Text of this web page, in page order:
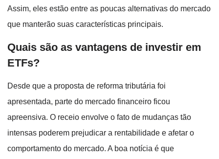
Assim, eles estão entre as poucas alternativas do mercado
que manterão suas características principais.
Quais são as vantagens de investir em
ETFs?
Desde que a proposta de reforma tributária foi
apresentada, parte do mercado financeiro ficou
apreensiva. O receio envolve o fato de mudanças tão
intensas poderem prejudicar a rentabilidade e afetar o
comportamento do mercado. A boa notícia é que